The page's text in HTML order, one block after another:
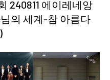
240811 에이레네앙
의 세계-참 아름다